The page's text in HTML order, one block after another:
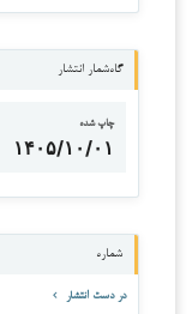
گاه‌شمار انتشار
چاپ شده
۱۴۰۵/۱۰/۰۱
شماره
در دست انتشار